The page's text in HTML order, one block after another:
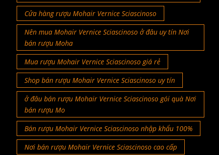
Cửa hàng rượu Mohair Vernice Sciascinoso
Nên mua Mohair Vernice Sciascinoso ở đâu uy tín Nơi
bán rượu Moha
Mua rượu Mohair Vernice Sciascinoso giá rẻ
Shop bán rượu Mohair Vernice Sciascinoso uy tín
ở đâu bán rượu Mohair Vernice Sciascinoso gói quà Nơi
bán rượu Mo
Bán rượu Mohair Vernice Sciascinoso nhập khẩu 100%
Nơi bán rượu Mohair Vernice Sciascinoso cao cấp